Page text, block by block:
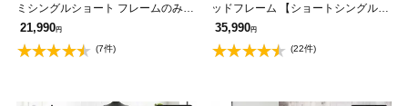
ミシングルショート フレームのみ
木製 棚付き 高さ調節可能 サイドガ
ード付き コンセント 【大型家具配
送】
21,990円
(7件)
ッドフレーム 【ショートシングル】
ショートサイズ 木製 棚付き コンセ
ント すのこ床板 低ホルムアルデヒ
ド 耐荷重350kg 【大型家具配送】
35,990円
(22件)